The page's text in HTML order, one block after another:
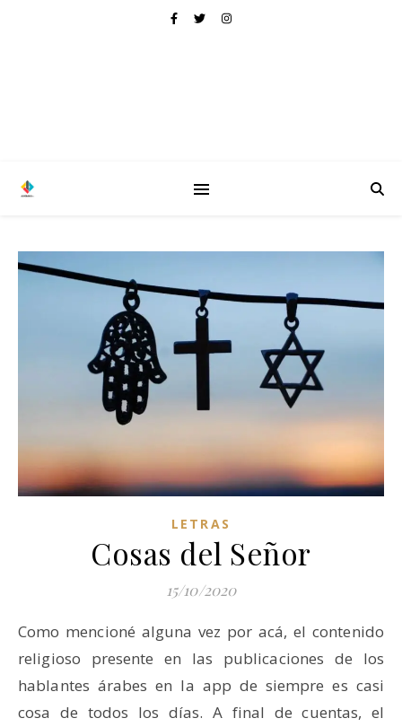
LETRAS
Cosas del Señor
15/10/2020
Como mencioné alguna vez por acá, el contenido
religioso presente en las publicaciones de los
hablantes árabes en la app de siempre es casi
cosa de todos los días. A final de cuentas, el